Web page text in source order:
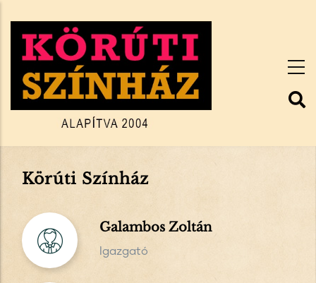
tartalomra
Körúti Színház
Galambos Zoltán
Igazgató